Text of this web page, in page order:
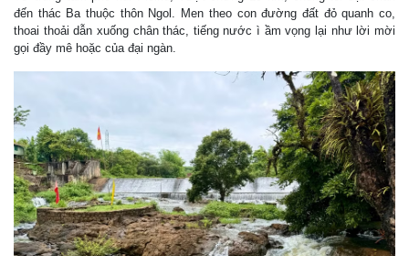
đến thác Ba thuộc thôn Ngol. Men theo con đường đất đỏ quanh co,
thoai thoải dẫn xuống chân thác, tiếng nước ì ầm vọng lại như lời mời
gọi đầy mê hoặc của đại ngàn.